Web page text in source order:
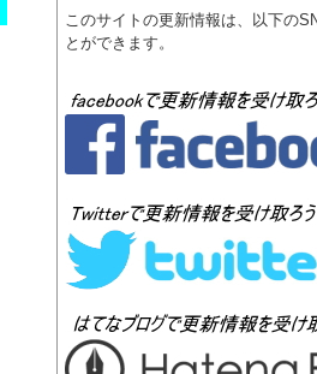
このサイトの更新情報は、以下の
とができます。